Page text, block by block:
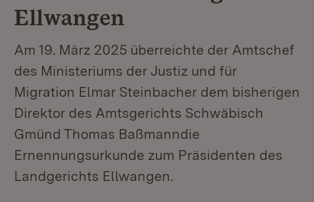
Ellwangen
Am 19. März 2025 überreichte der Amtschef
des Ministeriums der Justiz und für
Migration Elmar Steinbacher dem bisherigen
Direktor des Amtsgerichts Schwäbisch
Gmünd Thomas Baßmanndie
Ernennungsurkunde zum Präsidenten des
Landgerichts Ellwangen.